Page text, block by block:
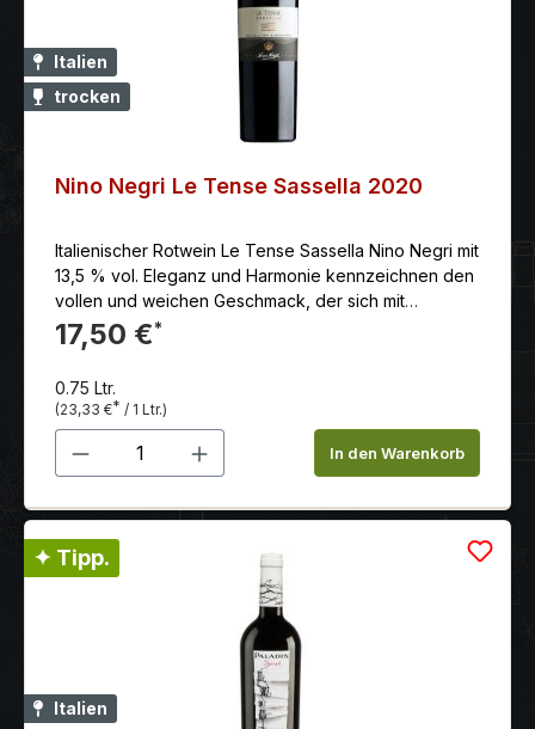
Italien
trocken
Nino Negri Le Tense Sassella 2020
Italienischer Rotwein Le Tense Sassella Nino Negri mit
13,5 % vol. Eleganz und Harmonie kennzeichnen den
vollen und weichen Geschmack, der sich mit
gefälligen Dörrpflaumen- und Gewürznoten
ausgiebig verabschiedet.
17,50 €*
0.75 Ltr.
(23,33 €* / 1 Ltr.)
Produkt Anzahl: Gib denIn den Warenkorb
✦ Tipp.
Italien